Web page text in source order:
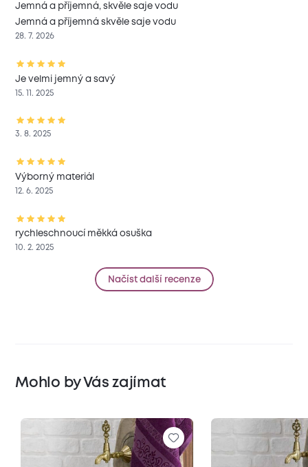
Jemná a příjemná, skvěle saje vodu
Jemná a příjemná skvěle saje vodu
28. 7. 2026
Je velmi jemný a savý
15. 11. 2025
3. 8. 2025
Výborný materiál
12. 6. 2025
rychleschnoucí měkká osuška
10. 2. 2025
Načíst další recenze
Mohlo by Vás zajímat